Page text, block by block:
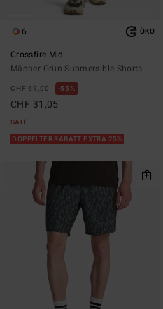
6 ÖKO
Crossfire Mid
Männer Grün Submersible Shorts
CHF 69,00 55%
CHF 31,05
SALE
DOPPELTER RABATT EXTRA 25%